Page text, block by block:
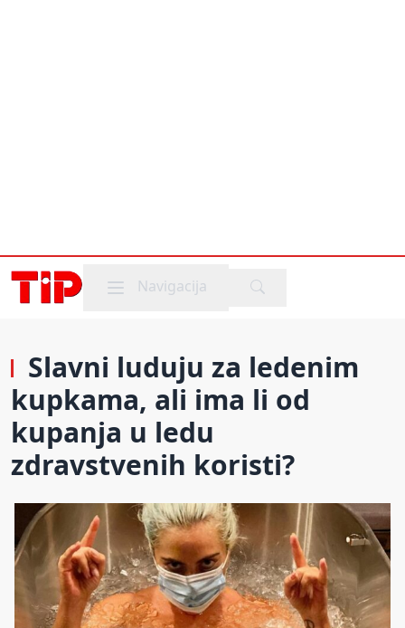
Mobile menu
Navigacija
Slavni luduju za ledenim
kupkama, ali ima li od
kupanja u ledu
zdravstvenih koristi?